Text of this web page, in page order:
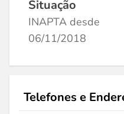
Situação
INAPTA desde
06/11/2018
Telefones e